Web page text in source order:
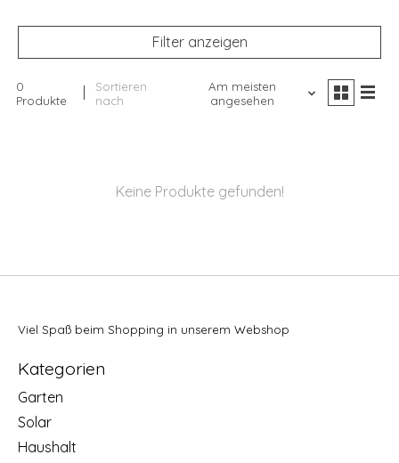
Filter anzeigen
0
Produkte
Sortieren
nach
Am meisten
angesehen
Keine Produkte gefunden!
Viel Spaß beim Shopping in unserem Webshop
Kategorien
Garten
Solar
Haushalt